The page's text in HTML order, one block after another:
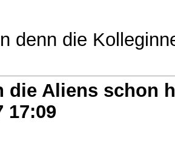
denn die
die Aliens schon
17:09